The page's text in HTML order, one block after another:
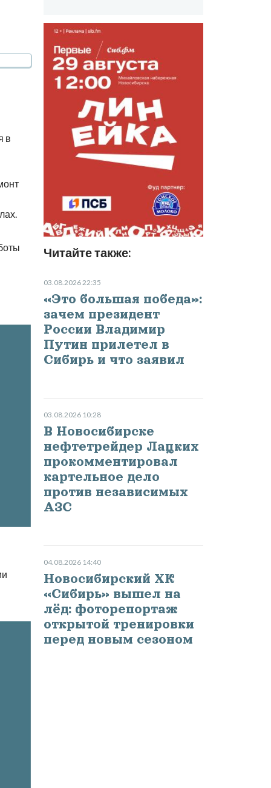
в
Читайте также:
03.08.2026 22:35
«Это большая победа»:
зачем президент
России Владимир
Путин прилетел в
Сибирь и что заявил
03.08.2026 10:28
В Новосибирске
нефтетрейдер Лацких
прокомментировал
картельное дело
против независимых
АЗС
04.08.2026 14:40
Новосибирский ХК
«Сибирь» вышел на
лёд: фоторепортаж
открытой тренировки
перед новым сезоном